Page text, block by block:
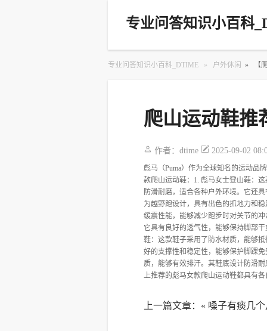
专业问答知识小百科
专业问答知识小百科_DTIME » 户外休闲 » 【
爬山运动鞋推
作者：dtime 2025-09-02
彪马（Puma）作为全球知名的运动品
款爬山运动鞋：1. 彪马女士登山鞋：
防滑耐磨，适合各种户外环境。它还
为越野跑设计，具有出色的抓地力和
缓震性能，能够减少跑步时对关节的
它具有良好的透气性，能够保持脚部
鞋：这款鞋子采用了防水材质，能够
好的支撑性和稳定性，能够保护脚踝
质，能够有效排汗。其鞋底设计防滑
上推荐的彪马女款爬山运动鞋都具有
上一篇文章：« 嗓子有痰几